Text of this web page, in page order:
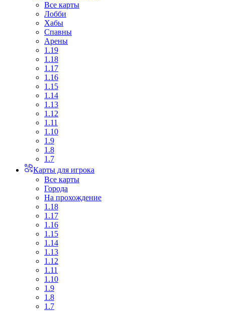
Все карты
Лобби
Хабы
Спавны
Арены
1.19
1.18
1.17
1.16
1.15
1.14
1.13
1.12
1.11
1.10
1.9
1.8
1.7
Карты для игрока
Все карты
Города
На прохождение
1.18
1.17
1.16
1.15
1.14
1.13
1.12
1.11
1.10
1.9
1.8
1.7